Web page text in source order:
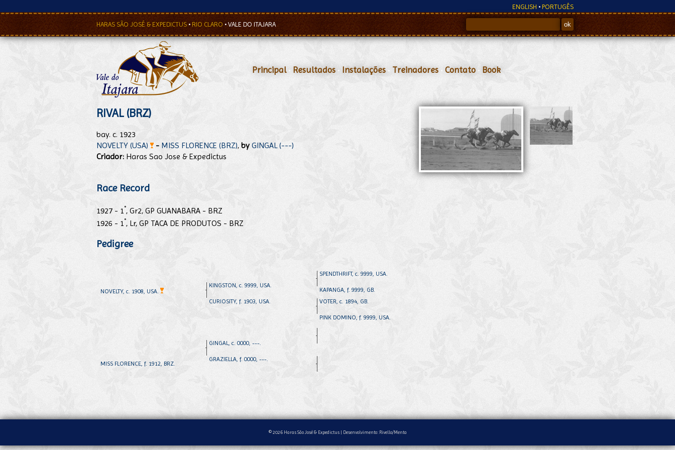
ENGLISH • PORTUGÊS
HARAS SÃO JOSÉ & EXPEDICTUS • RIO CLARO •VALE DO ITAJARA
Principal• Resultados • Instalações • Treinadores Contato • Book
RIVAL (BRZ)
bay. c. 1923
NOVELTY (USA)
- MISS FLORENCE (BRZ), by GINGAL (---)
Criador: Haras Sao Jose & Expedictus
Race Record
1927 - 1°, Gr2, GP GUANABARA - BRZ
1926 - 1°, Lr, GP TACA DE PRODUTOS - BRZ
Pedigree
NOVELTY, c. 1908, USA.
MISS FLORENCE, f. 1912, BRZ.
KINGSTON, c. 9999, USA.
CURIOSITY, f. 1903, USA.
GINGAL, c. 0000, ---.
GRAZIELLA, f. 0000, ---.
SPENDTHRIFT, c. 9999, USA.
KAPANGA, f. 9999, GB.
VOTER, c. 1894, GB.
PINK DOMINO, f. 9999, USA.
© 2026 Haras São José & Expedictus | Desenvolvimento: Rivello/Menta